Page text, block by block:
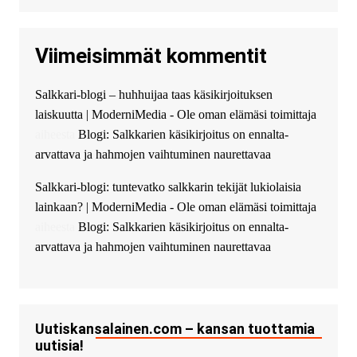
guest_4889 :Cmon Suomi 👏
The Admin: High five! You’ve
successfully installed Simple
Ajax Chat.
Viimeisimmät kommentit
Salkkari-blogi – huhhuijaa taas käsikirjoituksen
laiskuutta | ModerniMedia - Ole oman elämäsi toimittaja
Blogi: Salkkarien käsikirjoitus on ennalta-
arvattava ja hahmojen vaihtuminen naurettavaa
Salkkari-blogi: tuntevatko salkkarin tekijät lukiolaisia
lainkaan? | ModerniMedia - Ole oman elämäsi toimittaja
Blogi: Salkkarien käsikirjoitus on ennalta-
arvattava ja hahmojen vaihtuminen naurettavaa
Uutiskansalainen.com – kansan tuottamia
uutisia!